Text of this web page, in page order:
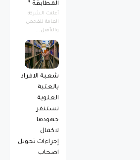
المطابقة *
أعلنت الشركة
العامة للفحص
والتأهيل...
شعبة الافراد
بالعتبة
العلوية
تستنفر
جهودها
لاكمال
إجراءات تحويل
اصحاب